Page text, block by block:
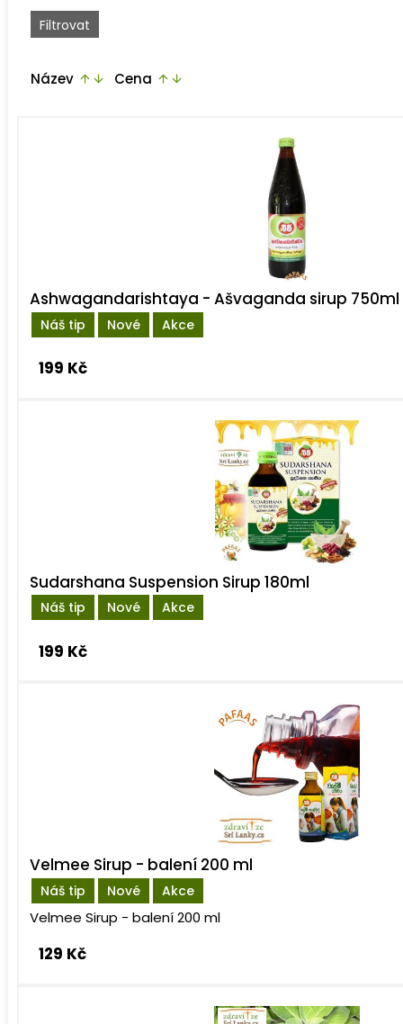
Název arrow_upward arrow_downward Cena arrow_upward arrow_downward
Náš tip Nové Akce
Ashwagandarishtaya - Ašvaganda sirup 750ml
199 Kč
Náš tip Nové Akce
Sudarshana Suspension Sirup 180ml
199 Kč
Náš tip Nové Akce
Velmee Sirup - balení 200 ml
Velmee Sirup - balení 200 ml
129 Kč